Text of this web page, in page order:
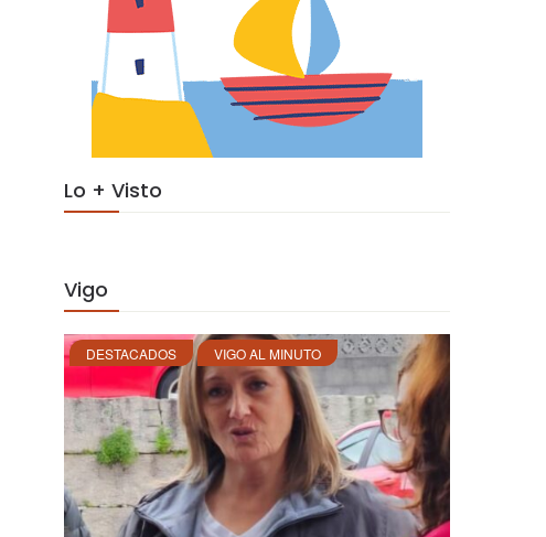
Lo + Visto
Vigo
DESTACADOS VIGO AL MINUTO